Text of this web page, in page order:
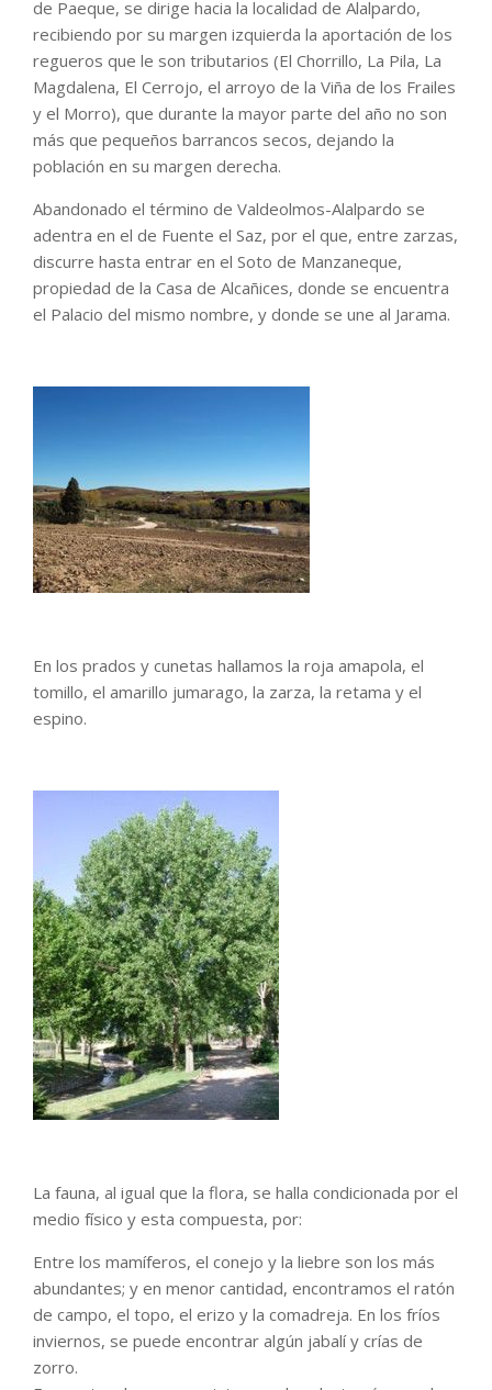
de Paeque, se dirige hacia la localidad de Alalpardo,
recibiendo por su margen izquierda la aportación de los
regueros que le son tributarios (El Chorrillo, La Pila, La
Magdalena, El Cerrojo, el arroyo de la Viña de los Frailes
y el Morro), que durante la mayor parte del año no son
más que pequeños barrancos secos, dejando la
población en su margen derecha.
Abandonado el término de Valdeolmos-Alalpardo se
adentra en el de Fuente el Saz, por el que, entre zarzas,
discurre hasta entrar en el Soto de Manzaneque,
propiedad de la Casa de Alcañices, donde se encuentra
el Palacio del mismo nombre, y donde se une al Jarama.
En los prados y cunetas hallamos la roja amapola, el
tomillo, el amarillo jumarago, la zarza, la retama y el
espino.
La fauna, al igual que la flora, se halla condicionada por el
medio físico y esta compuesta, por:
Entre los mamíferos, el conejo y la liebre son los más
abundantes; y en menor cantidad, encontramos el ratón
de campo, el topo, el erizo y la comadreja. En los fríos
inviernos, se puede encontrar algún jabalí y crías de
zorro.